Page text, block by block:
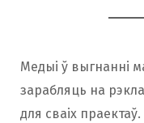
Медыі ў выгнанні
зарабляць на
для сваіх